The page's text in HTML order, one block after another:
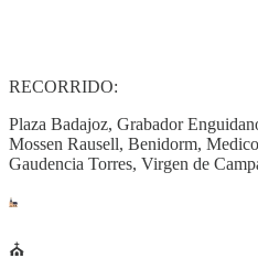
RECORRIDO:
Plaza Badajoz, Grabador
Mossen Rausell, Benidorm,
Gaudencia Torres, Virgen de
⛪